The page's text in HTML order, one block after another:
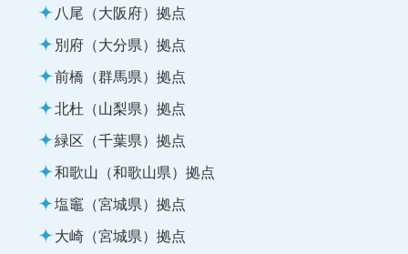
八尾（大阪府）拠点
別府（大分県）拠点
前橋（群馬県）拠点
北杜（山梨県）拠点
緑区（千葉県）拠点
和歌山（和歌山県）拠点
塩竈（宮城県）拠点
大崎（宮城県）拠点